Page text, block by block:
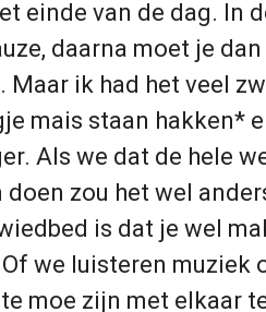
einde van de dag. In
daarna moet je
ik had het veel
mais staan hakken*
Als we dat de hele
zou het wel
is dat je wel
we luisteren muziek
moe zijn met elkaar